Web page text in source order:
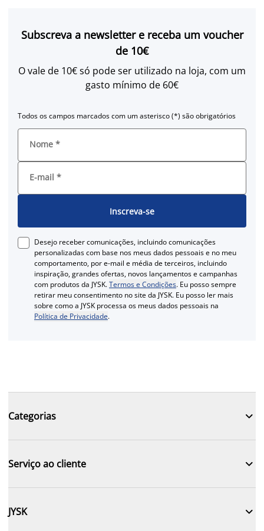
Subscreva a newsletter e receba um voucher
de 10€
O vale de 10€ só pode ser utilizado na loja, com um
gasto mínimo de 60€
Todos os campos marcados com um asterisco (*) são obrigatórios
Nome *
E-mail *
Inscreva-se
Desejo receber comunicações, incluindo comunicações
personalizadas com base nos meus dados pessoais e no meu
comportamento, por e-mail e média de terceiros, incluindo
inspiração, grandes ofertas, novos lançamentos e campanhas
com produtos da JYSK.Termos e Condições. Eu posso sempre
retirar meu consentimento no site da JYSK. Eu posso ler mais
sobre como a JYSK processa os meus dados pessoais na
Política de Privacidade.
Categorias 
Serviço ao cliente 
JYSK 